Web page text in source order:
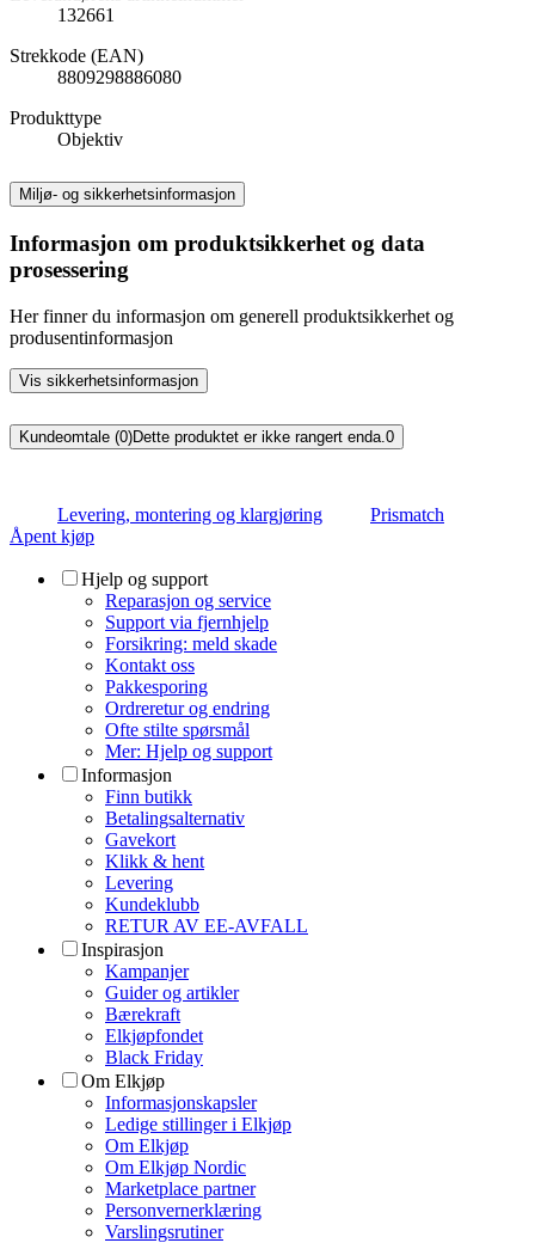
132661
Strekkode (EAN)
8809298886080
Produkttype
Objektiv
Miljø- og sikkerhetsinformasjon
Informasjon om produktsikkerhet og data
prosessering
Her finner du informasjon om generell produktsikkerhet og
produsentinformasjon
Vis sikkerhetsinformasjon
Kundeomtale (0)Dette produktet er ikke rangert enda. 0
Levering, montering og klargjøring
Prismatch
Åpent kjøp
Hjelp og support
Reparasjon og service
Support via fjernhjelp
Forsikring: meld skade
Kontakt oss
Pakkesporing
Ordreretur og endring
Ofte stilte spørsmål
Mer: Hjelp og support
Informasjon
Finn butikk
Betalingsalternativ
Gavekort
Klikk & hent
Levering
Kundeklubb
RETUR AV EE-AVFALL
Inspirasjon
Kampanjer
Guider og artikler
Bærekraft
Elkjøpfondet
Black Friday
Om Elkjøp
Informasjonskapsler
Ledige stillinger i Elkjøp
Om Elkjøp
Om Elkjøp Nordic
Marketplace partner
Personvernerklæring
Varslingsrutiner